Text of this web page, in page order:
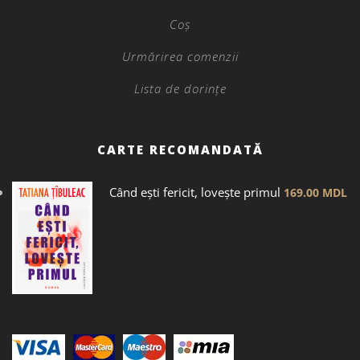
Coș
Urmărirea comenzii
Lista de dorințe
CARTE RECOMANDATĂ
Când ești fericit, lovește primul 169.00 MDL